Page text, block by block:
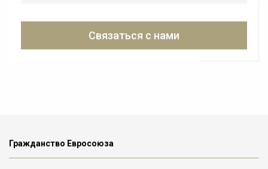
Связаться с нами
Гражданство Евросоюза